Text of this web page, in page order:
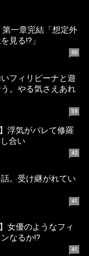
第一章完結「想定外
見る!?」
60
フィリピーナと遊
。やる気さえあれ
59
浮気がバレて修羅
合い
42
。受け継がれてい
41
女優のようなフィ
なるか!?
41